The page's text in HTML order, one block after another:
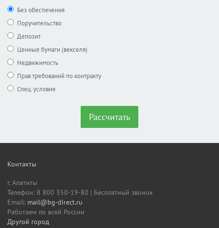
Без обеспечения
Поручительство
Депозит
Ценные бумаги (векселя)
Недвижимость
Прав требований по контракту
Спец. условия
Рассчитать
Контакты
г. Апатиты
Телефон: 8 800 350-19-80 | Бесплатный звонок
Email: mail@bg-direct.ru
Работаем по всей России
Другой город